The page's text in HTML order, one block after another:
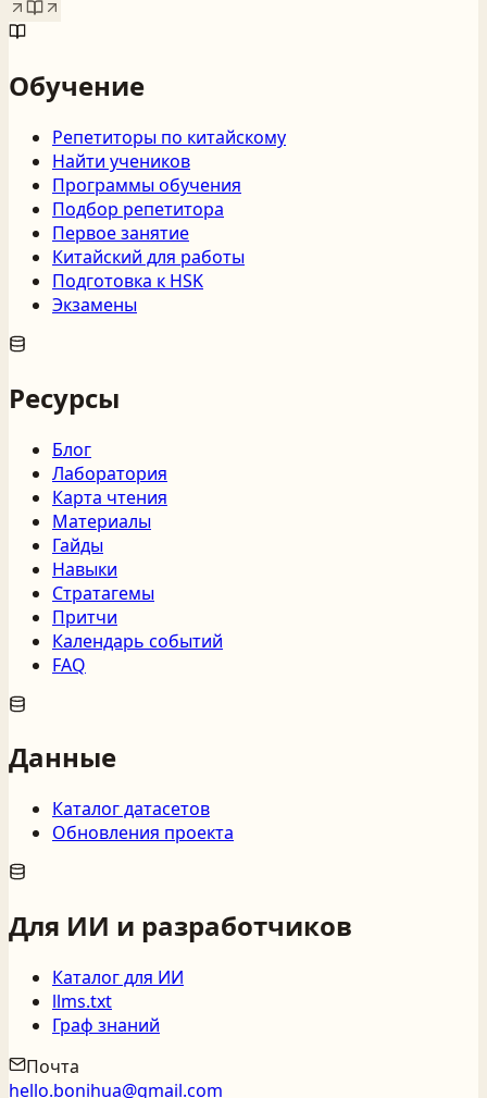
Обучение
Репетиторы по китайскому
Найти учеников
Программы обучения
Подбор репетитора
Первое занятие
Китайский для работы
Подготовка к HSK
Экзамены
Ресурсы
Блог
Лаборатория
Карта чтения
Материалы
Гайды
Навыки
Стратагемы
Притчи
Календарь событий
FAQ
Данные
Каталог датасетов
Обновления проекта
Для ИИ и разработчиков
Каталог для ИИ
llms.txt
Граф знаний
Почта
hello.bonihua@gmail.com